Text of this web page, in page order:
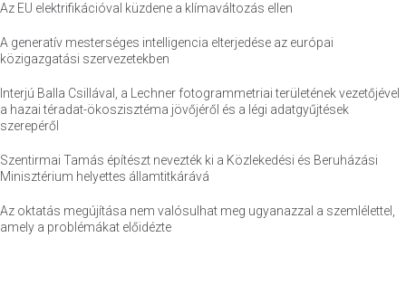
Az EU elektrifikációval küzdene a klímaváltozás ellen
A generatív mesterséges intelligencia elterjedése az európai
közigazgatási szervezetekben
Interjú Balla Csillával, a Lechner fotogrammetriai területének vezetőjével
a hazai téradat-ökoszisztéma jövőjéről és a légi adatgyűjtések
szerepéről
Szentirmai Tamás építészt nevezték ki a Közlekedési és Beruházási
Minisztérium helyettes államtitkárává
Az oktatás megújítása nem valósulhat meg ugyanazzal a szemlélettel,
amely a problémákat előidézte